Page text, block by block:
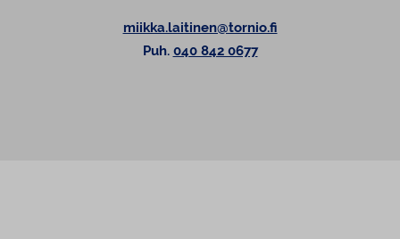
miikka.laitinen@tornio.fi
Puh. 040 842 0677